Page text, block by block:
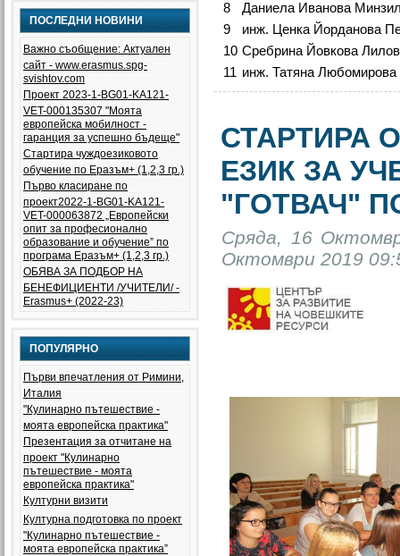
ПОСЛЕДНИ НОВИНИ
Важно съобщение: Актуален
сайт - www.erasmus.spg-
svishtov.com
Проект 2023-1-BG01-KA121-
VET-000135307 "Моята
европейска мобилност -
гаранция за успешно бъдеще"
Стартира чуждоезиковото
обучение по Еразъм+ (1,2,3 гр.)
Първо класиране по
проект2022-1-BG01-KA121-
VET-000063872 „Европейски
опит за професионално
образование и обучение” по
програма Еразъм+ (1,2,3 гр.)
ОБЯВА ЗА ПОДБОР НА
БЕНЕФИЦИЕНТИ /УЧИТЕЛИ/ -
Еrasmus+ (2022-23)
ПОПУЛЯРНО
Първи впечатления от Римини,
Италия
"Кулинарно пътешествие -
моята европейска практика"
Презентация за отчитане на
проект "Кулинарно
пътешествие - моята
европейска практика"
Културни визити
Културна подготовка по проект
"Кулинарно пътешествие -
моята европейска практика”
8
Даниела Иванова
9
инж. Ценка Йорданова
10 Сребрина Йовкова
11 инж. Татяна Любомирова
СТАРТИРА
ЕЗИК ЗА
"ГОТВАЧ"
Сряда, 16
Октомври 2019